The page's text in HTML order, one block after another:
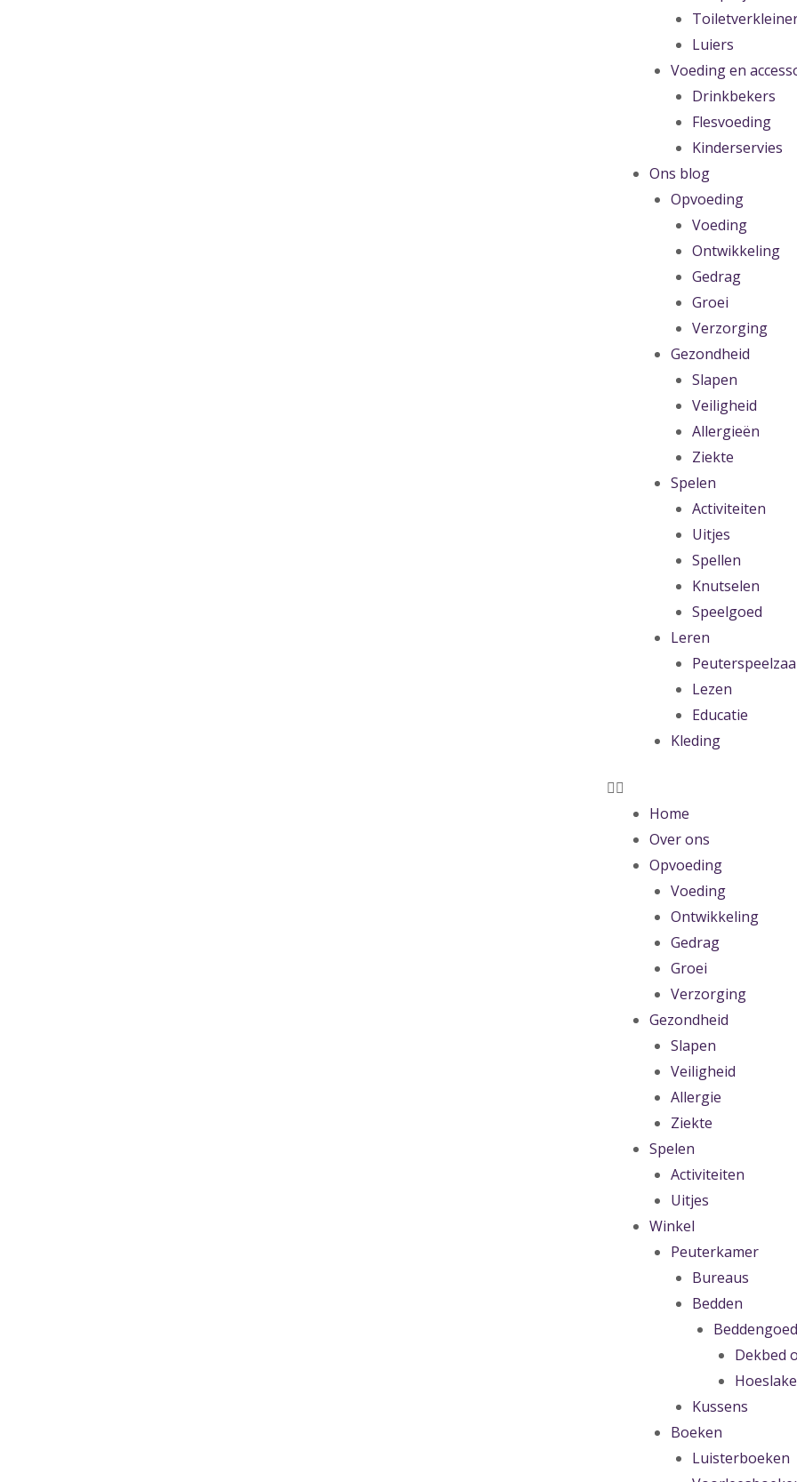
Luiers
Voeding en
Drinkbekers
Flesvoeding
Kinderservies
Ons blog
Opvoeding
Voeding
Ontwikkeling
Gedrag
Groei
Verzorging
Gezondheid
Slapen
Veiligheid
Allergieën
Ziekte
Spelen
Activiteiten
Uitjes
Spellen
Knutselen
Speelgoed
Leren
Lezen
Educatie
Kleding
Home
Over ons
Opvoeding
Voeding
Ontwikkeling
Gedrag
Groei
Verzorging
Gezondheid
Slapen
Veiligheid
Allergie
Ziekte
Spelen
Activiteiten
Uitjes
Winkel
Peuterkamer
Bureaus
Bedden
Beddengoed
Dekbed
Kussens
Boeken
Luisterboeken